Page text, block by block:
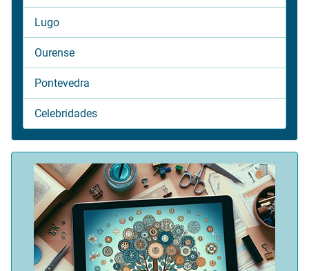
Lugo
Ourense
Pontevedra
Celebridades